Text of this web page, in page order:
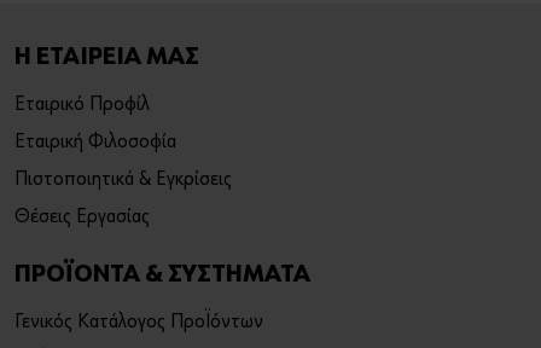
Η ΕΤΑΙΡΕΙΑ ΜΑΣ
Εταιρικό Προφίλ
Εταιρική Φιλοσοφία
Πιστοποιητικά & Εγκρίσεις
Θέσεις Εργασίας
ΠΡΟΪΟΝΤΑ & ΣΥΣΤΗΜΑΤΑ
Γενικός Κατάλογος Προϊόντων